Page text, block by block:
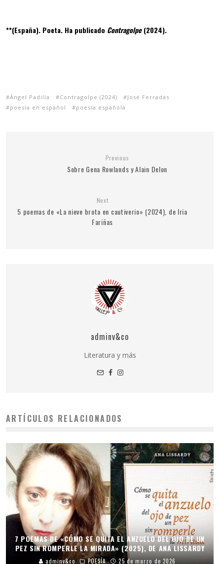
**(España). Poeta. Ha publicado Contragolpe(2024).
Ángel Padilla Contragolpe (2024)
José Ferradas
poesía en español
poesía española
Previous
Sobre Gena Rowlands y Alain Delon
Next
5 poemas de «La nieve brota en cautiverio» (2024), de Iria
Fariñas
adminv&co
Literatura y más
ARTÍCULOS RELACIONADOS
7 POEMAS DE «CÓMO SE QUITA EL ANZUELO DEL OJO DE UN
PEZ SIN ROMPERLE LA MIRADA» (2025), DE ANA LISSARDY
adminv&co POESÍA 25 de marzo de 2026